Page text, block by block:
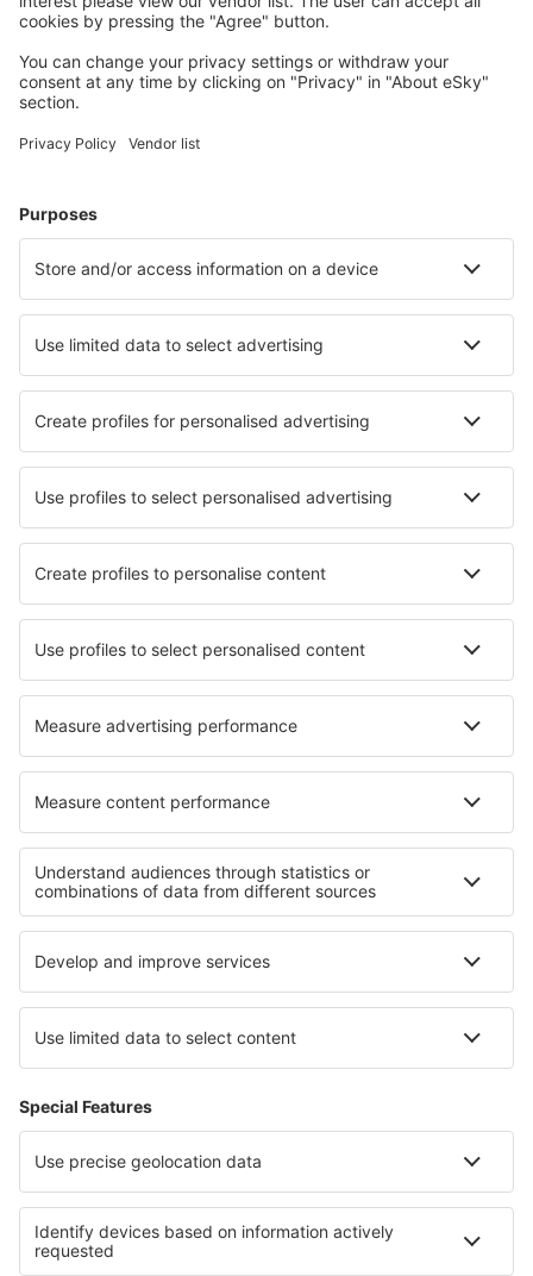
Planifică-ți călătoria
Zbor+Hotel
Hoteluri
Atracţii
Evenimente sportive
Află mai multe
Aplicație mobilă
Companii aeriene
Wizz Air
FlyOne
Air Moldova
HiSky
Blue Air
Ryanair
Despre eSky
Termeni şi condiţii
Rezervările mele
Politica de confidențialitate
Asistenţă şi contact
Țări
Siteuri internaționale
eSky.eu eSky.com eDestinos.com